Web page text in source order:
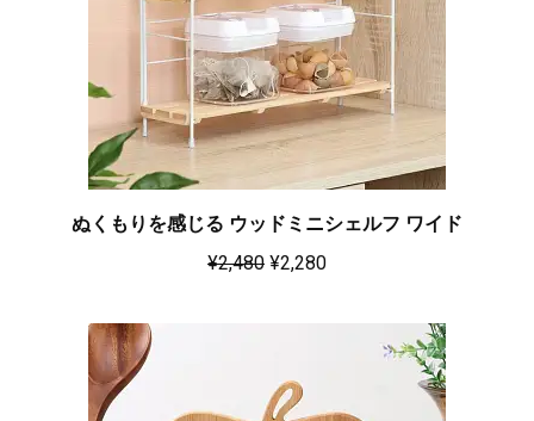
ぬくもりを感じる ウッドミニシェルフ ワイド
¥2,480 ¥2,280